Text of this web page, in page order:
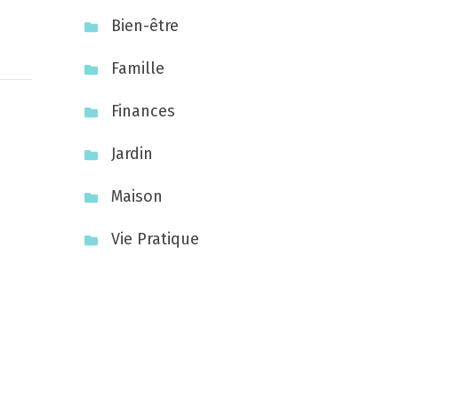
Bien-être
Famille
Finances
Jardin
Maison
Vie Pratique